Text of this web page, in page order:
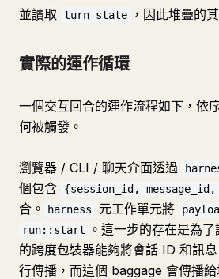
並讀取 turn_state ，因此堆疊的
實際的運作循環
一個交互回合的運作流程如下，依
何被觸發。
瀏覽器 / CLI / 聊天介面透過
個包含
{session_id,
合。
harness 元工作單元將
run::start
。這一步的存在是為
的跨度包裝器能夠將會話 ID 和訊
行傳播，而這個 baggage 會傳播